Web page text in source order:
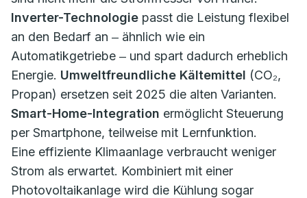
Inverter-Technologie passt die Leistung flexibel
an den Bedarf an ‒ ähnlich wie ein
Automatikgetriebe ‒ und spart dadurch erheblich
Energie. Umweltfreundliche Kältemittel (CO₂,
Propan) ersetzen seit 2025 die alten Varianten.
Smart-Home-Integration ermöglicht Steuerung
per Smartphone, teilweise mit Lernfunktion.
Eine effiziente Klimaanlage verbraucht weniger
Strom als erwartet. Kombiniert mit einer
Photovoltaikanlage wird die Kühlung sogar